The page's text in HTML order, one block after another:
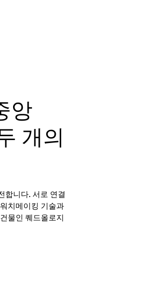
앙
개의
합니다. 서로 연결
치메이킹 기술과
물인 퀘드올로지